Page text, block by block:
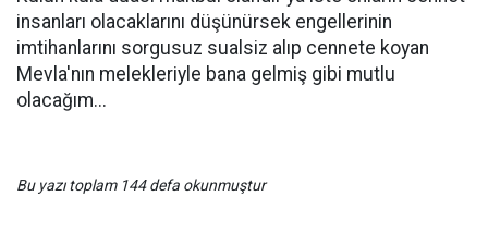
insanları olacaklarını düşünürsek engellerinin
imtihanlarını sorgusuz sualsiz alıp cennete koyan
Mevla'nın melekleriyle bana gelmiş gibi mutlu
olacağım...
Bu yazı toplam 144 defa okunmuştur